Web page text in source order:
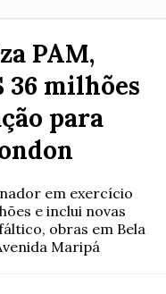
PAM,
36 milhões
para
em exercício
e inclui novas
obras em Bela
Maripá